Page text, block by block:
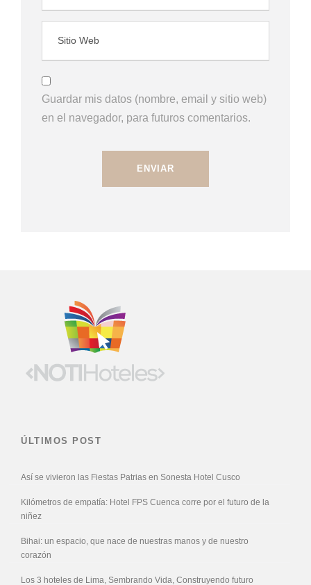
Guardar mis datos (nombre, email y sitio web)
en el navegador, para futuros comentarios.
ÚLTIMOS POST
Así se vivieron las Fiestas Patrias en Sonesta Hotel Cusco
Kilómetros de empatía: Hotel FPS Cuenca corre por el futuro de la
niñez
Bihai: un espacio, que nace de nuestras manos y de nuestro
corazón
Los 3 hoteles de Lima, Sembrando Vida, Construyendo futuro